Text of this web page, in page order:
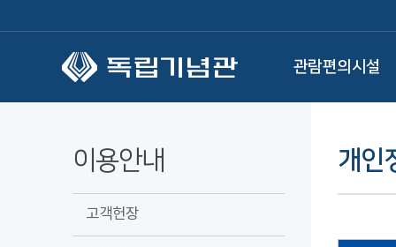
관람편의시설
이용안내
고객헌장
개인